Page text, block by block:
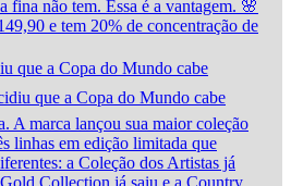
que a Copa do Mundo cabe